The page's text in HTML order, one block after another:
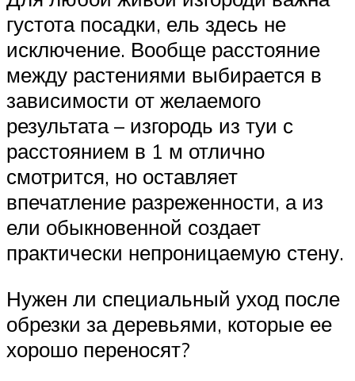
густота посадки, ель здесь не
исключение. Вообще расстояние
между растениями выбирается в
зависимости от желаемого
результата – изгородь из туи с
расстоянием в 1 м отлично
смотрится, но оставляет
впечатление разреженности, а из
ели обыкновенной создает
практически непроницаемую стену.
Нужен ли специальный уход после
обрезки за деревьями, которые ее
хорошо переносят?